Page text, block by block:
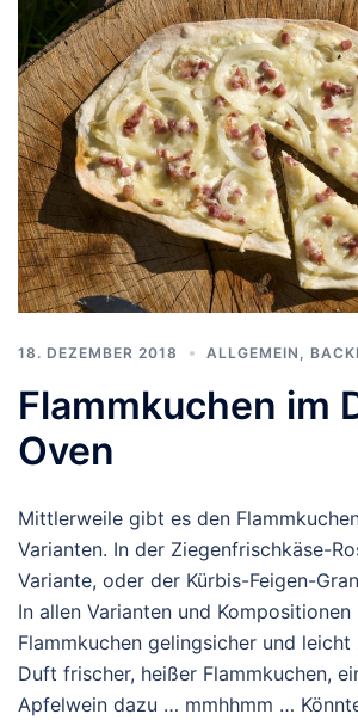
18. DEZEMBER 2018 ALLGEMEIN
Flammkuchen im
Oven
Mittlerweile gibt es den
Varianten. In der Ziegenfrischkäse-
Variante, oder der Kürbis-Feigen-
In allen Varianten und
Flammkuchen gelingsicher und leicht
Duft frischer, heißer Flammkuchen,
Apfelwein dazu … mmhhmm …